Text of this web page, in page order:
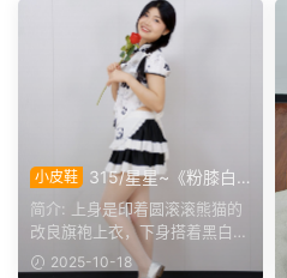
小皮鞋
315/星星~《粉膝白
袜》甜丝丝的气息好像能从衣
角漫出来。
简介: 上身是印着圆滚滚熊猫的
改良旗袍上衣，下身搭着黑白荷
叶边...2025-10-18